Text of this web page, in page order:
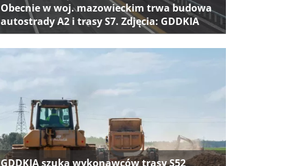
Obecnie w woj. mazowieckim trwa budowa
autostrady A2 i trasy S7. Zdjęcia: GDDKIA
GDDKIA szuka wykonawców trasy S52